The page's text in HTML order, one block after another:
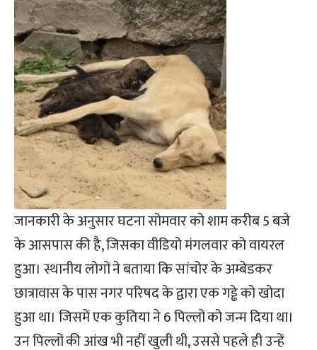
जानकारी के अनुसार घटना सोमवार को शाम करीब 5 बजे
के आसपास की है, जिसका वीडियो मंगलवार को वायरल
हुआ। स्थानीय लोगों ने बताया कि सांचोर के अम्बेडकर
छात्रावास के पास नगर परिषद के द्वारा एक गड्ढे को खोदा
हुआ था। जिसमें एक कुतिया ने 6 पिल्लों को जन्म दिया था।
उन पिल्लों की आंख भी नहीं खुली थी, उससे पहले ही उन्हें